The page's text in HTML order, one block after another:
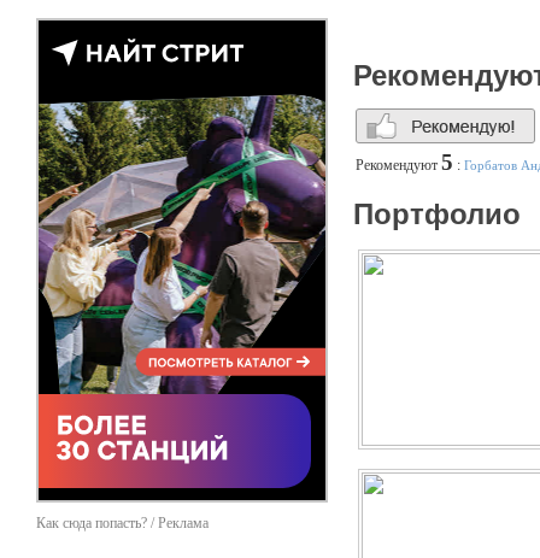
Как сюда попасть? / Реклама
Рекомендуют 5 : Горбатов
Портфолио